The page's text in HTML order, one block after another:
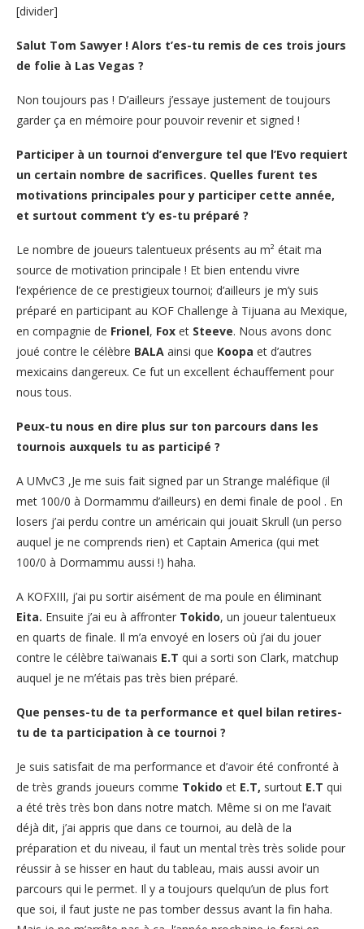
[divider]
Salut Tom Sawyer ! Alors t’es-tu remis de ces trois jours
de folie à Las Vegas ?
Non toujours pas ! D’ailleurs j’essaye justement de toujours
garder ça en mémoire pour pouvoir revenir et signed !
Participer à un tournoi d’envergure tel que l’Evo requiert
un certain nombre de sacrifices. Quelles furent tes
motivations principales pour y participer cette année,
et surtout comment t’y es-tu préparé ?
Le nombre de joueurs talentueux présents au m² était ma
source de motivation principale ! Et bien entendu vivre
l’expérience de ce prestigieux tournoi; d’ailleurs je m’y suis
préparé en participant au KOF Challenge à Tijuana au Mexique,
en compagnie de Frionel, Fox et Steeve. Nous avons donc
joué contre le célèbre BALA ainsi que Koopa et d’autres
mexicains dangereux. Ce fut un excellent échauffement pour
nous tous.
Peux-tu nous en dire plus sur ton parcours dans les
tournois auxquels tu as participé ?
A UMvC3 ,Je me suis fait signed par un Strange maléfique (il
met 100/0 à Dormammu d’ailleurs) en demi finale de pool . En
losers j’ai perdu contre un américain qui jouait Skrull (un perso
auquel je ne comprends rien) et Captain America (qui met
100/0 à Dormammu aussi !) haha.
A KOFXIII, j’ai pu sortir aisément de ma poule en éliminant
Eita. Ensuite j’ai eu à affronter Tokido, un joueur talentueux
en quarts de finale. Il m’a envoyé en losers où j’ai du jouer
contre le célèbre taïwanais E.T qui a sorti son Clark, matchup
auquel je ne m’étais pas très bien préparé.
Que penses-tu de ta performance et quel bilan retires-
tu de ta participation à ce tournoi ?
Je suis satisfait de ma performance et d’avoir été confronté à
de très grands joueurs comme Tokido et E.T, surtout E.T qui
a été très très bon dans notre match. Même si on me l’avait
déjà dit, j’ai appris que dans ce tournoi, au delà de la
préparation et du niveau, il faut un mental très très solide pour
réussir à se hisser en haut du tableau, mais aussi avoir un
parcours qui le permet. Il y a toujours quelqu’un de plus fort
que soi, il faut juste ne pas tomber dessus avant la fin haha.